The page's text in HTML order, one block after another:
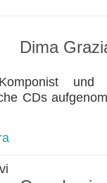
Dima
CDs